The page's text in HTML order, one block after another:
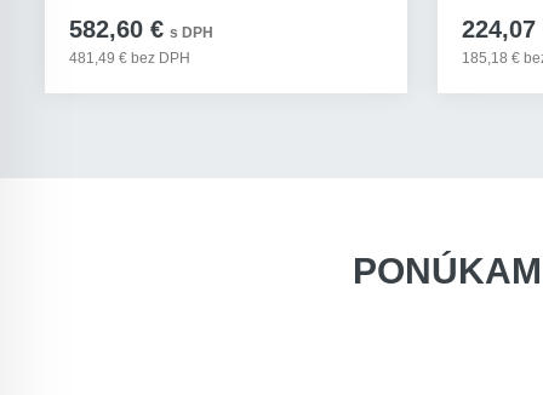
582,60 € s DPH
481,49 € bez DPH
224,07
185,18 €